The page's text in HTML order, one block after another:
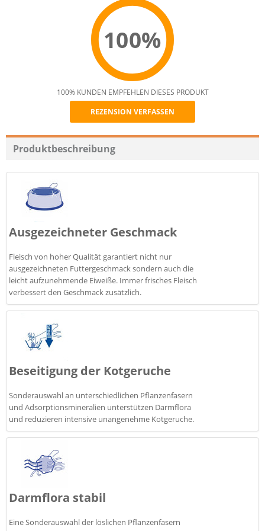
100%
Recommend
100% KUNDEN EMPFEHLEN DIESES PRODUKT
REZENSION VERFASSEN
Produktbeschreibung
Ausgezeichneter Geschmack
Fleisch von hoher Qualität garantiert nicht nur
ausgezeichneten Futtergeschmack sondern auch die
leicht aufzunehmende Eiweiße. Immer frisches Fleisch
verbessert den Geschmack zusätzlich.
Beseitigung der Kotgeruche
Sonderauswahl an unterschiedlichen Pflanzenfasern
und Adsorptionsmineralien unterstützen Darmflora
und reduzieren intensive unangenehme Kotgeruche.
Darmflora stabil
Eine Sonderauswahl der löslichen Pflanzenfasern